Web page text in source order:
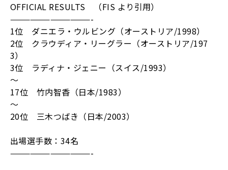
OFFICIAL RESULTS （FIS より引用）
————————————-
1位 ダニエラ・ウルビング（オーストリア/1998）
2位 クラウディア・リーグラー（オーストリア/197
3）
3位 ラディナ・ジェニー（スイス/1993）
～
17位 竹内智香（日本/1983）
～
20位 三木つばき（日本/2003）
出場選手数： 34名
————————————-